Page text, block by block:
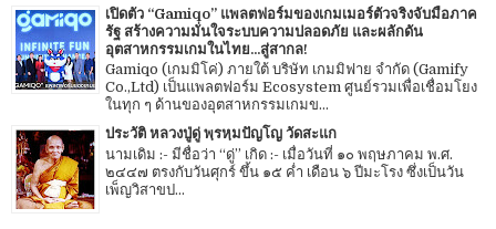
เปิดตัว “Gamiqo” แพลตฟอร์มของเกมเมอร์ตัวจริงจับมือภาค
รัฐ สร้างความมั่นใจระบบความปลอดภัย และผลักดัน
อุตสาหกรรมเกมในไทย...สู่สากล!
Gamiqo (เกมมิโค่) ภายใต้ บริษัท เกมมิฟาย จำกัด (Gamify
Co.,Ltd) เป็นแพลตฟอร์ม Ecosystem ศูนย์รวมเพื่อเชื่อมโยง
ในทุก ๆ ด้านของอุตสาหกรรมเกมข...
ประวัติ หลวงปู่ดู่ พฺรหฺมปัญโญ วัดสะแก
นามเดิม :- มีชื่อว่า “ดู่” เกิด :- เมื่อวันที่ ๑๐ พฤษภาคม พ.ศ.
๒๔๔๗ ตรงกับวันศุกร์ ขึ้น ๑๕ ค่ำ เดือน ๖ ปีมะโรง ซึ่งเป็นวัน
เพ็ญวิสาขป...